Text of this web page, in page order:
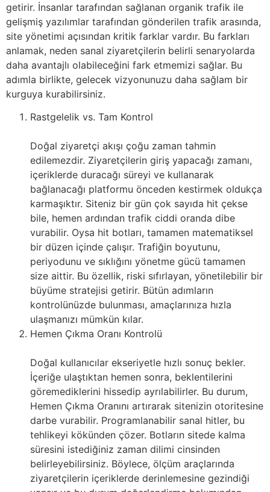
getirir. İnsanlar tarafından sağlanan organik trafik ile
gelişmiş yazılımlar tarafından gönderilen trafik arasında,
site yönetimi açısından kritik farklar vardır. Bu farkları
anlamak, neden sanal ziyaretçilerin belirli senaryolarda
daha avantajlı olabileceğini fark etmemizi sağlar. Bu
adımla birlikte, gelecek vizyonunuzu daha sağlam bir
kurguya kurabilirsiniz.
Rastgelelik vs. Tam Kontrol
Doğal ziyaretçi akışı çoğu zaman tahmin
edilemezdir. Ziyaretçilerin giriş yapacağı zamanı,
içeriklerde duracağı süreyi ve kullanarak
bağlanacağı platformu önceden kestirmek oldukça
karmaşıktır. Siteniz bir gün çok sayıda hit çekse
bile, hemen ardından trafik ciddi oranda dibe
vurabilir. Oysa hit botları, tamamen matematiksel
bir düzen içinde çalışır. Trafiğin boyutunu,
periyodunu ve sıklığını yönetme gücü tamamen
size aittir. Bu özellik, riski sıfırlayan, yönetilebilir bir
büyüme stratejisi getirir. Bütün adımların
kontrolünüzde bulunması, amaçlarınıza hızla
ulaşmanızı mümkün kılar.
Hemen Çıkma Oranı Kontrolü
Doğal kullanıcılar ekseriyetle hızlı sonuç bekler.
İçeriğe ulaştıktan hemen sonra, beklentilerini
göremediklerini hissedip ayrılabilirler. Bu durum,
Hemen Çıkma Oranını artırarak sitenizin otoritesine
darbe vurabilir. Programlanabilir sanal hitler, bu
tehlikeyi kökünden çözer. Botların sitede kalma
süresini istediğiniz zaman dilimi cinsinden
belirleyebilirsiniz. Böylece, ölçüm araçlarında
ziyaretçilerin içeriklerde derinlemesine gezindiği